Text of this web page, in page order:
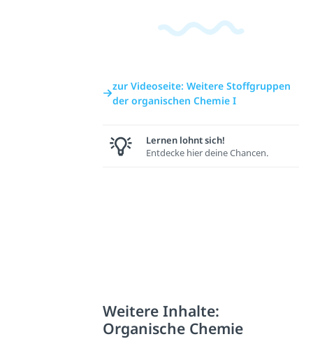
zur Videoseite: Weitere Stoffgruppen
der organischen Chemie I
Lernen lohnt sich!
Entdecke hier deine Chancen.
Weitere Inhalte:
Organische Chemie